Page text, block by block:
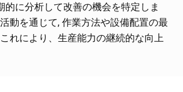
的に分析して改善の機会を特定しま
動を通じて, 作業方法や設備配置の最
れにより、生産能力の継続的な向上